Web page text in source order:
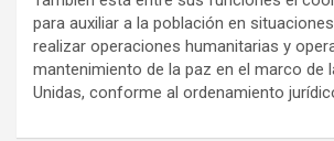
para auxiliar a la población en
realizar operaciones humanitarias y
mantenimiento de la paz en el marco de
Unidas, conforme al ordenamiento